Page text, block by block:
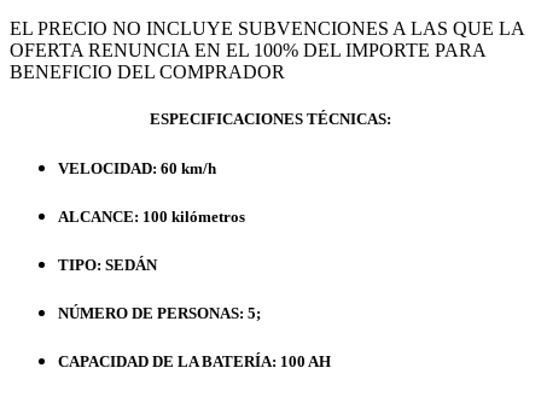
EL PRECIO NO INCLUYE SUBVENCIONES A LAS QUE LA
OFERTA RENUNCIA EN EL 100% DEL IMPORTE PARA
BENEFICIO DEL COMPRADOR
ESPECIFICACIONES TÉCNICAS:
VELOCIDAD: 60 km/h
ALCANCE: 100 kilómetros
TIPO: SEDÁN
NÚMERO DE PERSONAS: 5;
CAPACIDAD DE LA BATERÍA: 100 AH